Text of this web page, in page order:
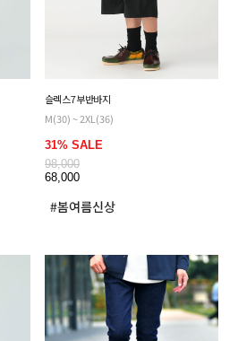
슬렉스 7부 반바지
M(30) ~ 2XL(36)
31% SALE
98,000
68,000